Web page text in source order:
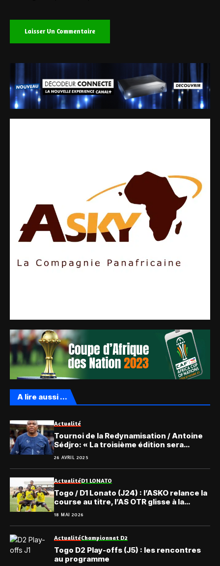
A lire aussi ...
Actualité
Tournoi de la Redynamisation / Antoine
Sédjro: « La troisième édition sera
âprement disputée… »
26 AVRIL 2025
ActualitéD1 LONATO
Togo / D1 Lonato (J24) : l’ASKO relance la
course au titre, l’AS OTR glisse à la
dernière place
18 MAI 2026
ActualitéChampionnat D2
Togo D2 Play-offs (J5) : les rencontres
au programme